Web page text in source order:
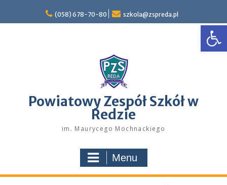
content
(058) 678-70-80 szkola@zspreda.pl
Powiatowy Zespół Szkół w
Redzie
im. Maurycego Mochnackiego
Menu